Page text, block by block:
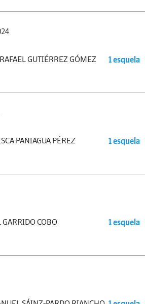
GUTIÉRREZ GÓMEZ 1 esquela
PANIAGUA PÉREZ 1 esquela
COBO 1 esquela